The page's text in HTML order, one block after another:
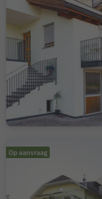
Op aanvraag